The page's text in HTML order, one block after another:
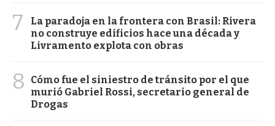
7
La paradoja en la frontera con Brasil: Rivera
no construye edificios hace una década y
Livramento explota con obras
8
Cómo fue el siniestro de tránsito por el que
murió Gabriel Rossi, secretario general de
Drogas